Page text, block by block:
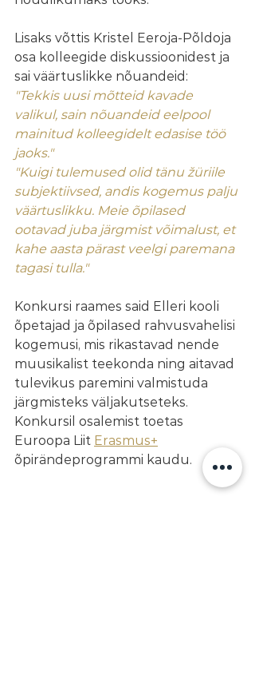
Lisaks võttis Kristel Eeroja-Põldoja
osa kolleegide diskussioonidest ja
sai väärtuslikke nõuandeid:
"Tekkis uusi mõtteid kavade
valikul, sain nõuandeid eelpool
mainitud kolleegidelt edasise töö
jaoks."
"Kuigi tulemused olid tänu žüriile
subjektiivsed, andis kogemus palju
väärtuslikku. Meie õpilased
ootavad juba järgmist võimalust, et
kahe aasta pärast veelgi paremana
tagasi tulla."
Konkursi raames said Elleri kooli
õpetajad ja õpilased rahvusvahelisi
kogemusi, mis rikastavad nende
muusikalist teekonda ning aitavad
tulevikus paremini valmistuda
järgmisteks väljakutseteks.
Konkursil osalemist toetas
Euroopa Liit Erasmus+
õpirändeprogrammi kaudu.